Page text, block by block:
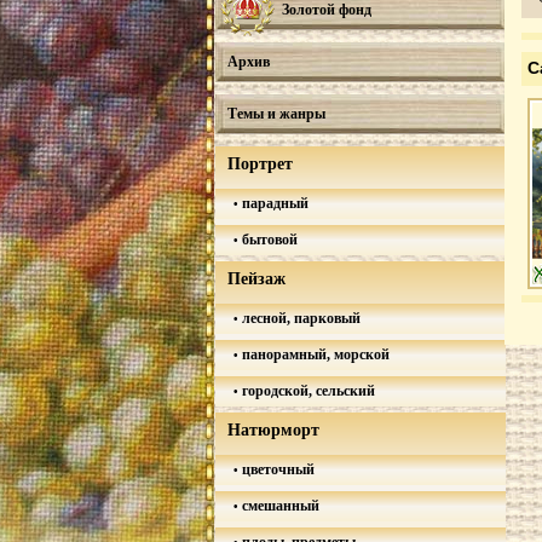
Золотой фонд
Архив
Темы и жанры
Портрет
парадный
бытовой
Пейзаж
лесной, парковый
панорамный, морской
городской, сельский
Натюрморт
цветочный
смешанный